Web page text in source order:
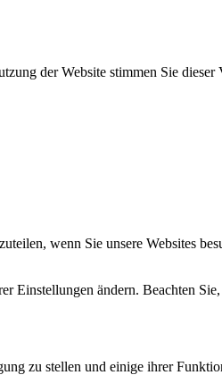
der Website stimmen Sie dieser
wenn Sie unsere Websites
Einstellungen ändern. Beachten
zu stellen und einige ihrer